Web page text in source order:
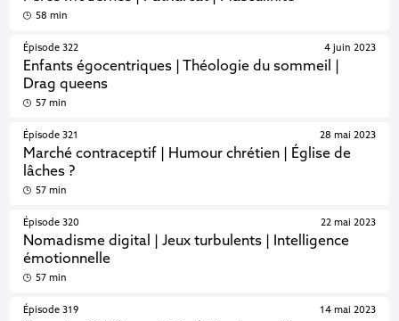
58 min
Épisode 322
Enfants égocentriques | Théologie du sommeil |
Drag queens
4 juin 2023
57 min
Épisode 321
Marché contraceptif | Humour chrétien | Église de
lâches ?
28 mai 2023
57 min
Épisode 320
Nomadisme digital | Jeux turbulents | Intelligence
émotionnelle
22 mai 2023
57 min
Épisode 319 14 mai 2023